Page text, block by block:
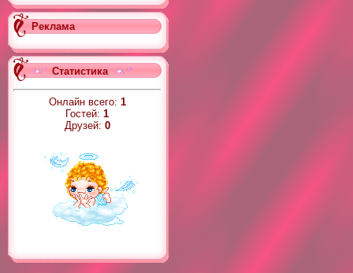
Реклама
Статистика
Онлайн всего: 1
Гостей: 1
Друзей: 0